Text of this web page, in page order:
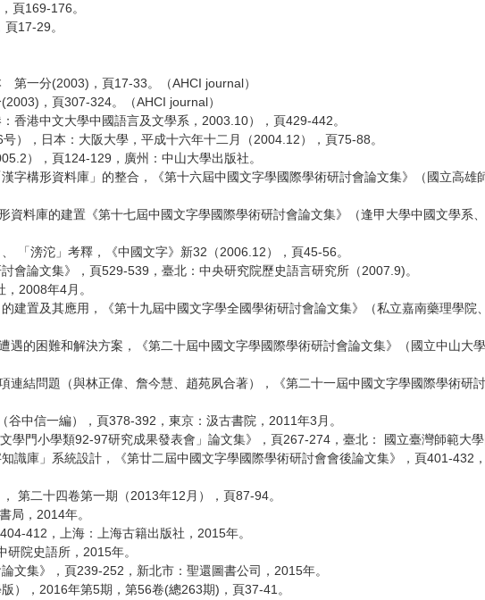
頁169-176。
17-29。
第一分(2003)，頁17-33。（AHCI journal）
，頁307-324。（AHCI journal）
香港中文大學中國語言及文學系，2003.10），頁429-442。
），日本：大阪大學，平成十六年十二月（2004.12），頁75-88。
），頁124-129，廣州：中山大學出版社。
字構形資料庫」的整合，《第十六屆中國文字學國際學術研討會論文集》（國立高
料庫的建置《第十七屆中國文字學國際學術研討會論文集》（逢甲大學中國文學系
「滂沱」考釋，《中國文字》新32（2006.12），頁45-56。
會論文集》，頁529-539，臺北：中央研究院歷史語言研究所（2007.9)。
2008年4月。
建置及其應用，《第十九屆中國文字學全國學術研討會論文集》（私立嘉南藥理學
的困難和解決方案，《第二十屆中國文字學國際學術研討會論文集》（國立中山大
結問題（與林正偉、詹今慧、趙苑夙合著），《第二十一屆中國文字學國際學術研
中信一編），頁378-392，東京：汲古書院，2011年3月。
門小學類92-97研究成果發表會」論文集》，頁267-274，臺北： 國立臺灣師範大學
識庫」系統設計，《第廿二屆中國文字學國際學術研討會會後論文集》，頁401-432
第二十四卷第一期（2013年12月），頁87-94。
局，2014年。
412，上海：上海古籍出版社，2015年。
院史語所，2015年。
文集》，頁239-252，新北市：聖還圖書公司，2015年。
），2016年第5期，第56卷(總263期)，頁37-41。